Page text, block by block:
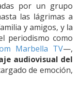
por un grupo
las lágrimas a
y amigos, y la
periodismo como
Marbella TV—,
audiovisual del
de emoción,